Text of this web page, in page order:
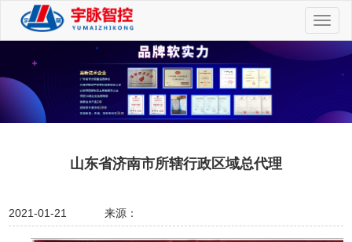
切
换
山东省济南市所辖行政区域总代理
2021-01-21 来源：